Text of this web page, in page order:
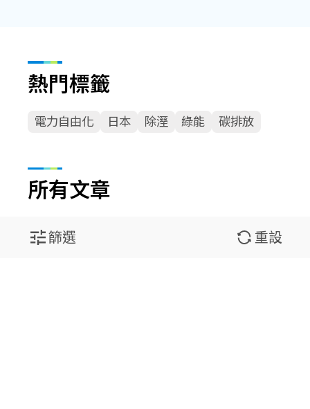
熱門標籤
電力自由化 日本 除溼 綠能 碳排放
所有文章
篩選 重設